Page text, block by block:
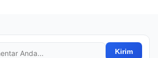
Kirim